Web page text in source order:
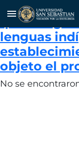
menu
Porcentaje
que
lenguas
objeto el
No se